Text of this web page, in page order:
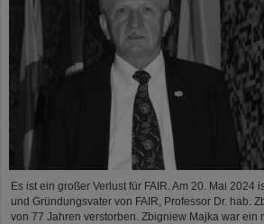
Es ist ein großer Verlust für FAIR. Am 20. Mai 2024
und Gründungsvater von FAIR, Professor Dr. hab.
von 77 Jahren verstorben. Zbigniew Majka war ein